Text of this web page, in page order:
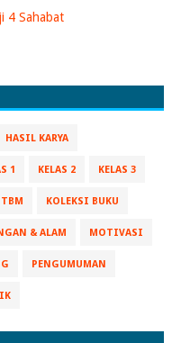
4 Sahabat
HASIL KARYA
1 KELAS 2 KELAS 3
KOLEKSI BUKU
& ALAM MOTIVASI
PENGUMUMAN